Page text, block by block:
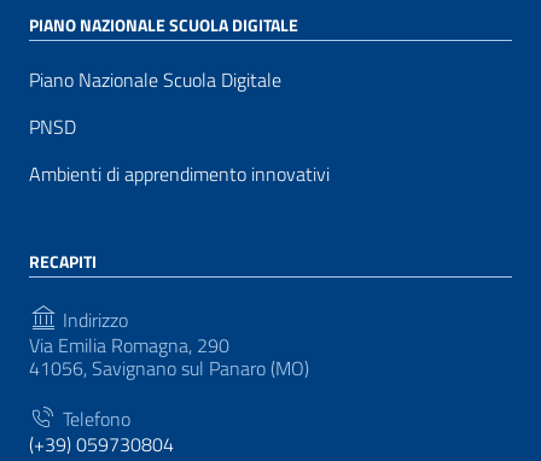
PIANO NAZIONALE SCUOLA DIGITALE
Piano Nazionale Scuola Digitale
PNSD
Ambienti di apprendimento innovativi
RECAPITI
Indirizzo
Via Emilia Romagna, 290
41056, Savignano sul Panaro (MO)
Telefono
(+39) 059730804